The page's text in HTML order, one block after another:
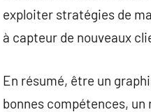
exploiter stratégies de
à capteur de nouveaux
En résumé, être un
bonnes compétences,